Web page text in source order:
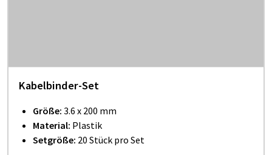
Kabelbinder-Set
Größe: 3.6 x 200 mm
Material: Plastik
Setgröße: 20 Stück pro Set